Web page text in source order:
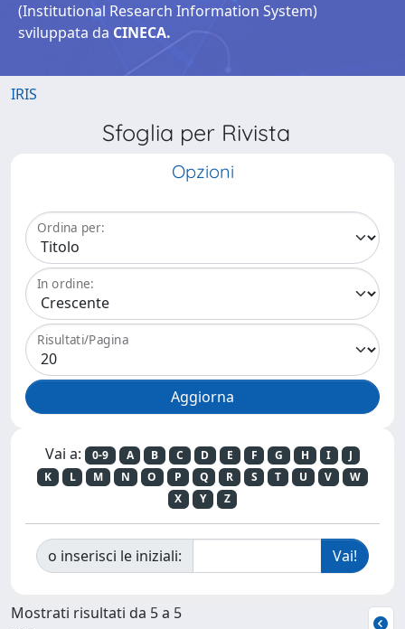
(Institutional Research Information System)
sviluppata da CINECA.
IRIS
Sfoglia per Rivista
Opzioni
Ordina per:
In ordine:
Risultati/Pagina
Vai a: 0-9 A B C D E F G H I
J
K
L M N O P Q R S T U V
W
X
Y Z
o inserisci le iniziali:
Mostrati risultati da 5 a 5